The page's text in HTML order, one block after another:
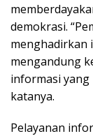
demokrasi.
menghadirkan
mengandung
informasi yang
katanya.
Pelayanan